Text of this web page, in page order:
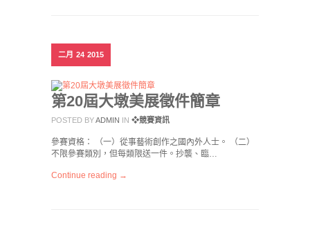
二月 24 2015
第20屆大墩美展徵件簡章
POSTED BYADMIN IN ❖競賽資訊
參賽資格： （一）從事藝術創作之國內外人士。 （二）
不限參賽類別，但每類限送一件。抄襲、臨…
Continue reading →